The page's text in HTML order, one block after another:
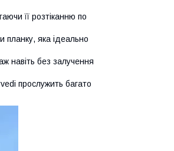
її розтіканню по
планку, яка ідеально
навіть без залучення
прослужить багато